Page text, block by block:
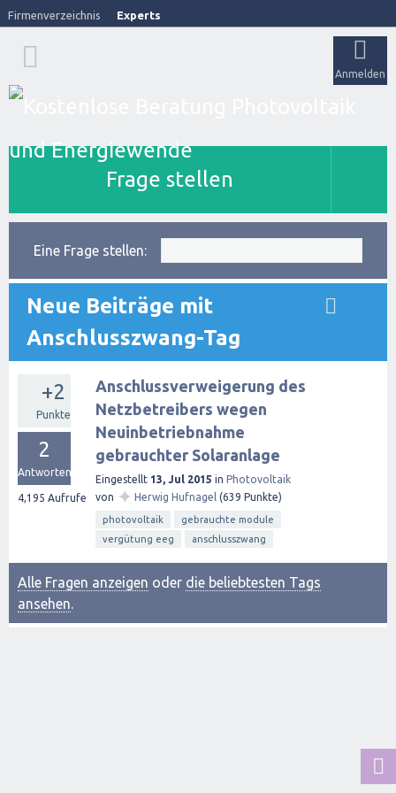
Firmenverzeichnis Experts
Anmelden
Frage stellen
Eine Frage stellen:
Neue Beiträge mit
Anschlusszwang-Tag
+2
Punkte
2
Antworten
4,195 Aufrufe
Anschlussverweigerung des
Netzbetreibers wegen
Neuinbetriebnahme
gebrauchter Solaranlage
Eingestellt 13, Jul 2015 in Photovoltaik
von ✦ Herwig Hufnagel (639 Punkte)
photovoltaik
gebrauchte module
vergütung eeg
anschlusszwang
Alle Fragen anzeigen oder die beliebtesten Tags
ansehen.